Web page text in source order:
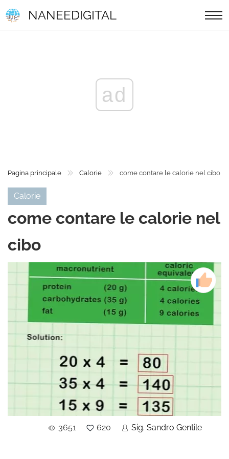
NANEEDIGITAL
ad
Pagina principale Calorie come contare le calorie nel cibo
Calorie
come contare le calorie nel
cibo
3651 620 Sig. Sandro Gentile